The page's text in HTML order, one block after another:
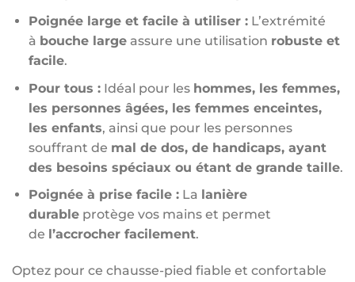
Poignée large et facile à utiliser :L’extrémité
à bouche largeassure une utilisation robuste et
facile.
Pour tous :Idéal pour les hommes, les femmes,
les personnes âgées, les femmes enceintes,
les enfants, ainsi que pour les personnes
souffrant de mal de dos, de handicaps, ayant
des besoins spéciaux ou étant de grande taille.
Poignée à prise facile :La lanière
durableprotège vos mains et permet
de l’accrocher facilement.
Optez pour ce chausse-pied fiable et confortable